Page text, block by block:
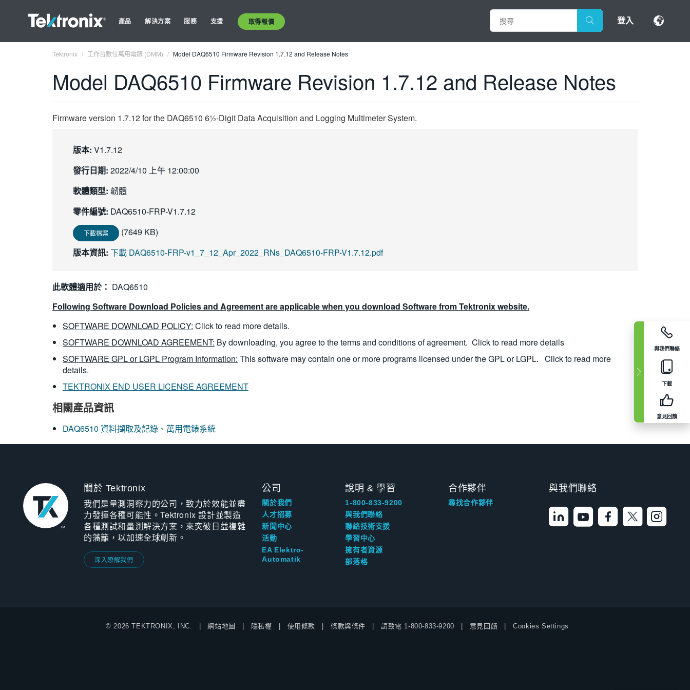
產品 解決方案 服務 支援 取得報價 登入
與我們聯絡
下載
意見回饋
Tektronix 工作台數位萬用電錶 (DMM) Model DAQ6510 Firmware Revision 1.7.12 and Release Notes
Model DAQ6510 Firmware Revision 1.7.12 and Release Notes
Firmware version 1.7.12 for the DAQ6510 6½-Digit Data Acquisition and Logging Multimeter System.
版本: V1.7.12
發行日期: 2022/4/10 上午 12:00:00
軟體類型: 韌體
零件編號: DAQ6510-FRP-V1.7.12
下載檔案
(7649 KB)
版本資訊: 下載 DAQ6510-FRP-v1_7_12_Apr_2022_RNs_DAQ6510-FRP-V1.7.12.pdf
此軟體適用於： DAQ6510
Following Software Download Policies and Agreement are applicable when you download Software from Tektronix website.
SOFTWARE DOWNLOAD POLICY: Click to read more details.
SOFTWARE DOWNLOAD AGREEMENT: By downloading, you agree to the terms and conditions of agreement. Click to read more details
SOFTWARE GPL or LGPL Program Information: This software may contain one or more programs licensed under the GPL or LGPL. Click to read more
details.
TEKTRONIX END USER LICENSE AGREEMENT
相關產品資訊
DAQ6510 資料擷取及記錄、萬用電錶系統
關於 Tektronix
我們是量測洞察力的公司，致力於效能並盡
力發揮各種可能性。Tektronix 設計並製造
各種測試和量測解決方案，來突破日益複雜
的藩籬，以加速全球創新。
深入瞭解我們
公司
關於我們
人才招募
新聞中心
活動
EA Elektro-
Automatik
說明 & 學習
1-800-833-9200
與我們聯絡
聯絡技術支援
學習中心
擁有者資源
部落格
合作夥伴
尋找合作夥伴
與我們聯絡
© 2026 TEKTRONIX, INC. 網站地圖 隱私權 使用條款 條款與條件 請致電 1-800-833-9200 意見回饋 Cookies Settings